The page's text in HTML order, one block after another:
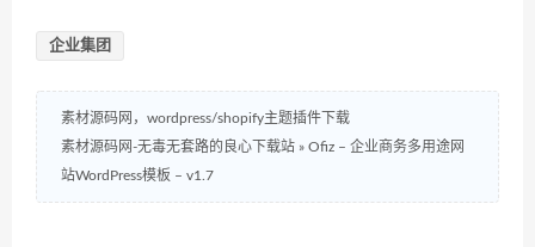
企业集团
素材源码网，wordpress/shopify主题插件下载
素材源码网-无毒无套路的良心下载站 » Ofiz – 企业商务多用途网
站WordPress模板 – v1.7